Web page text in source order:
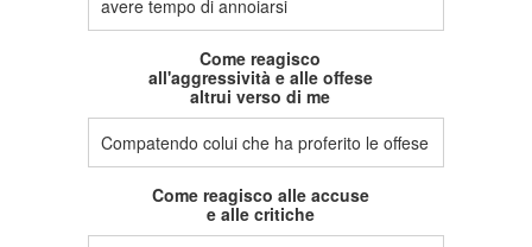
avere tempo di annoiarsi
Come reagisco
all'aggressività e alle offese
altrui verso di me
Compatendo colui che ha proferito le offese
Come reagisco alle accuse
e alle critiche